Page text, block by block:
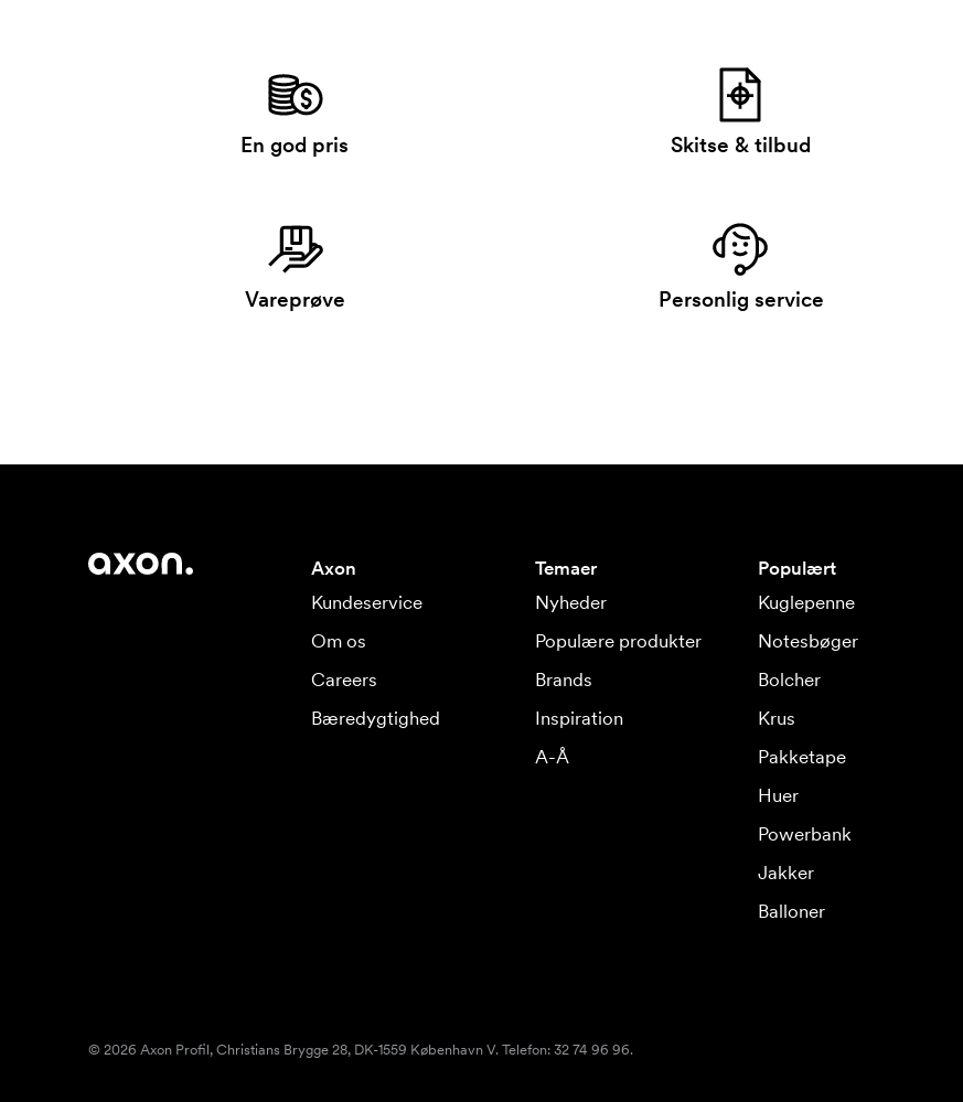
En god pris Skitse & tilbud
Vareprøve Personlig service
Axon
Kundeservice
Om os
Careers
Bæredygtighed
Temaer
Nyheder
Populære produkter
Brands
Inspiration
A-Å
Populært
Kuglepenne
Notesbøger
Bolcher
Krus
Pakketape
Huer
Powerbank
Jakker
Balloner
© 2026 Axon Profil, Christians Brygge 28, DK-1559 København V. Telefon: 32 74 96 96.